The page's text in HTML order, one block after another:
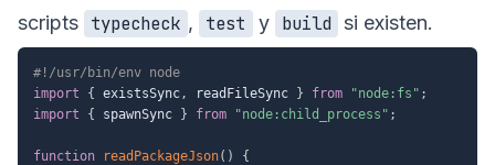
scripts typecheck , test y build si existen.
#!/usr/bin/env node
import
{ existsSync, readFileSync } from "node:fs" ;
import
{ spawnSync } from "node:child_process" ;
function readPackageJson( )
{